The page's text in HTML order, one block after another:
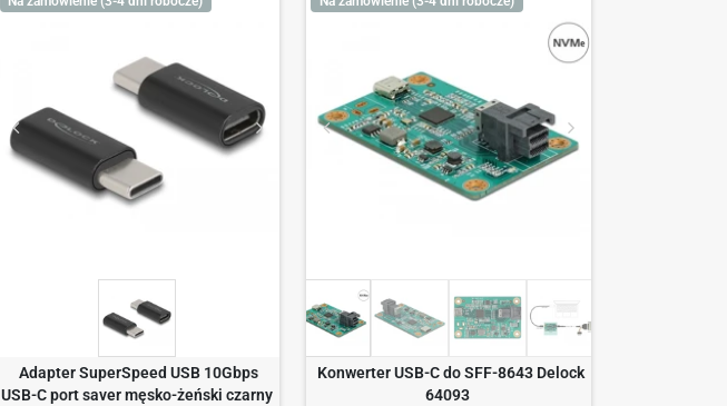
Adapter SuperSpeed USB 10Gbps
USB-C port saver męsko-żeński czarny
Konwerter USB-C do SFF-8643 Delock
64093